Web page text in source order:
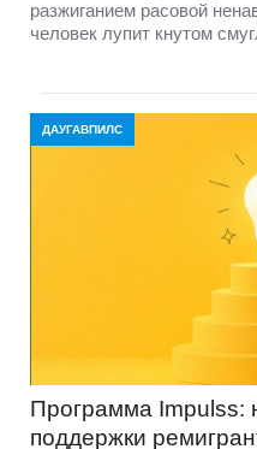
разжиганием расовой
человек лупит кнутом
ДАУГАВПИЛС
Программа Impulss:
поддержки